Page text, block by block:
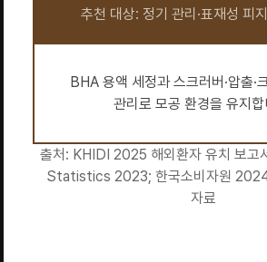
추천 대상: 정기 관리·표재성 피
BHA 용액 세정과 스크러버·압출·
관리로 모공 환경을 유지합
출처: KHIDI 2025 해외환자 유치 보
Statistics 2023; 한국소비자원
자료